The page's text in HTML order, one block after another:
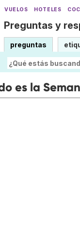
VUELOS HOTELES
Preguntas y
preguntas
es la